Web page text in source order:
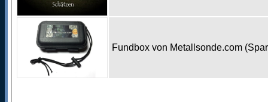
Fundbox von Metallsonde.com